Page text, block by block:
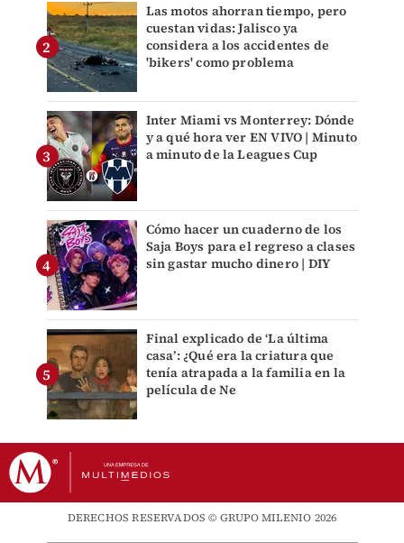
Las motos ahorran tiempo, pero
cuestan vidas: Jalisco ya
considera a los accidentes de
'bikers' como problema
Inter Miami vs Monterrey: Dónde
y a qué hora ver EN VIVO | Minuto
a minuto de la Leagues Cup
Cómo hacer un cuaderno de los
Saja Boys para el regreso a clases
sin gastar mucho dinero | DIY
Final explicado de ‘La última
casa’: ¿Qué era la criatura que
tenía atrapada a la familia en la
película de Ne
DERECHOS RESERVADOS © GRUPO MILENIO 2026